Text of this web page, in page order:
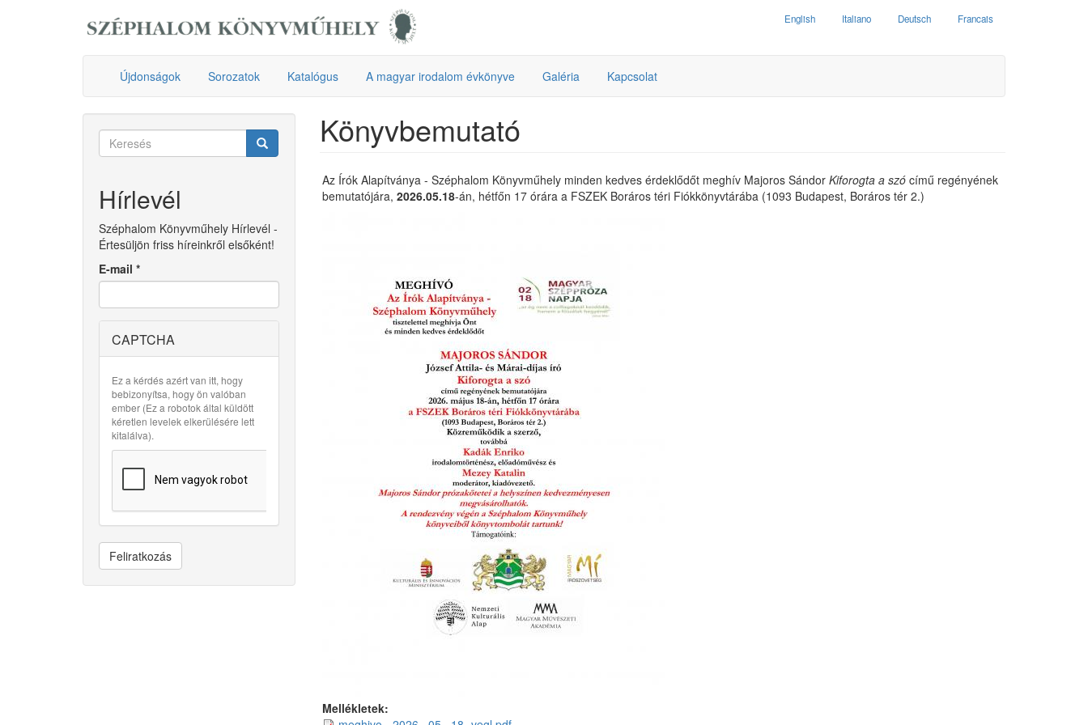
English Italiano Deutsch Francais
Újdonságok Sorozatok Katalógus A magyar irodalom évkönyve Galéria Kapcsolat
Keresés
Hírlevél
Széphalom Könyvműhely Hírlevél -
Értesüljön friss híreinkről elsőként!
E-mail *
CAPTCHA
Ez a kérdés azért van itt, hogy
bebizonyítsa, hogy ön valóban
ember (Ez a robotok által küldött
kéretlen levelek elkerülésére lett
kitalálva).
Feliratkozás
Könyvbemutató
Az Írók Alapítványa - Széphalom Könyvműhely minden kedves érdeklődőt meghív Majoros Sándor Kiforogta a szócímű regényének
bemutatójára, 2026.05.18-án, hétfőn 17 órára a FSZEK Boráros téri Fiókkönyvtárába (1093 Budapest, Boráros tér 2.)
Mellékletek: